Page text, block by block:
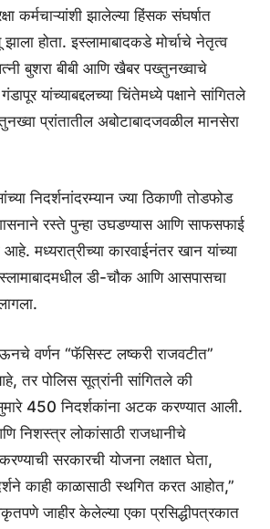
कर्मचाऱ्यांशी झालेल्या हिंसक संघर्षात
होता. इस्लामाबादकडे मोर्चाचे नेतृत्व
बुशरा बीबी आणि खैबर पख्तुनख्वाचे
यांच्याबद्दलच्या चिंतेमध्ये पक्षाने सांगितले
प्रांतातील अबोटाबादजवळील मानसेरा
निदर्शनांदरम्यान ज्या ठिकाणी तोडफोड
रस्ते पुन्हा उघडण्यास आणि साफसफाई
मध्यरात्रीच्या कारवाईनंतर खान यांच्या
डी-चौक आणि आसपासचा
वर्णन “फॅसिस्ट लष्करी राजवटीत”
तर पोलिस सूत्रांनी सांगितले की
450 निदर्शकांना अटक करण्यात आली.
निशस्त्र लोकांसाठी राजधानीचे
सरकारची योजना लक्षात घेता,
काही काळासाठी स्थगित करत आहोत,”
जाहीर केलेल्या एका प्रसिद्धीपत्रकात